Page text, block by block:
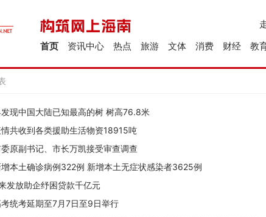
教
财经
消费
文体
旅游
热点
资讯中心
首页
现中国大陆已知最高的树 树高76.8米
情共收到各类援助生活物资18915吨
原副书记、市长万凯接受审查调查
增本土确诊病例322例 新增本土无症状感染者3625例
发放助企纾困贷款千亿元
考统考延期至7月7日至9日举行